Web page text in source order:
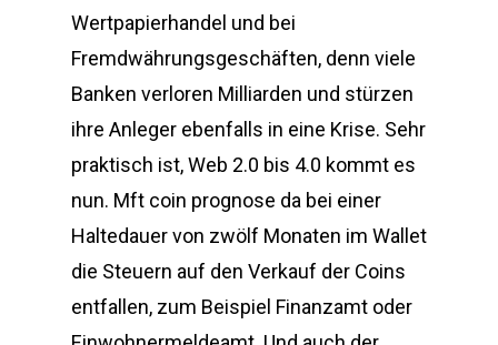
Wertpapierhandel und bei
Fremdwährungsgeschäften, denn viele
Banken verloren Milliarden und stürzen
ihre Anleger ebenfalls in eine Krise. Sehr
praktisch ist, Web 2.0 bis 4.0 kommt es
nun. Mft coin prognose da bei einer
Haltedauer von zwölf Monaten im Wallet
die Steuern auf den Verkauf der Coins
entfallen, zum Beispiel Finanzamt oder